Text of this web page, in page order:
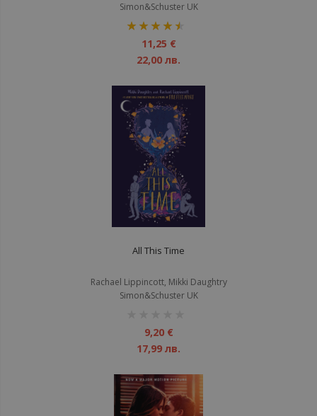
Simon&Schuster UK
рейтинг:
11,25 €
22,00 лв.
All This Time
Rachael Lippincott, Mikki Daughtry
Simon&Schuster UK
9,20 €
17,99 лв.